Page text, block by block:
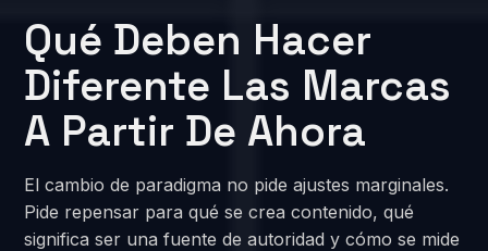
Qué Deben Hacer
Diferente Las Marcas
A Partir De Ahora
El cambio de paradigma no pide ajustes marginales.
Pide repensar para qué se crea contenido, qué
significa ser una fuente de autoridad y cómo se mide